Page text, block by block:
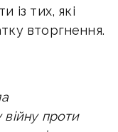
із тих, які
вторгнення.
проти